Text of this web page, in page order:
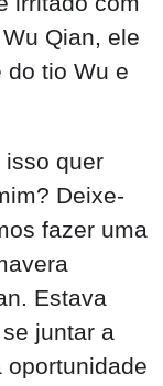
Qian, ele
do tio Wu e
isso quer
Deixe-
fazer uma
Estava
juntar a
oportunidade